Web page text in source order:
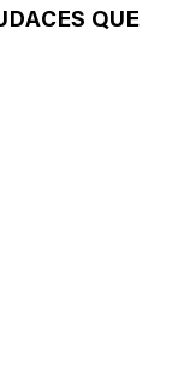
QUE